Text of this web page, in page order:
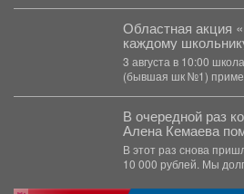
Областная акция
каждому
Междуреченске.
3 августа в 10:00
(бывшая шк №1)
В очередной раз
Алена Кемаева
хвостикам!
В этот раз снова
10 000